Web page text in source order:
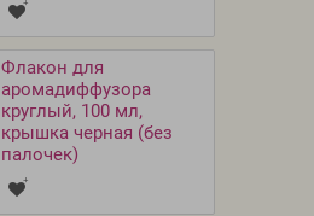
Флакон для
аромадиффузора
круглый, 100 мл,
крышка черная (без
палочек)